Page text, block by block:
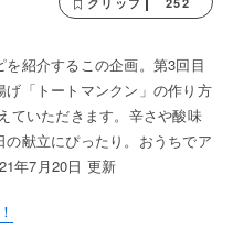
紹介するこの企画。第3回目
「トートマンクン」の作り方
ていただきます。辛さや酸味
献立にぴったり。おうちでア
年7月20日 更新